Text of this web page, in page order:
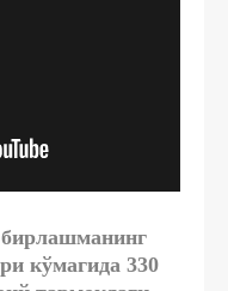
бирлашманинг
кўмагида 330